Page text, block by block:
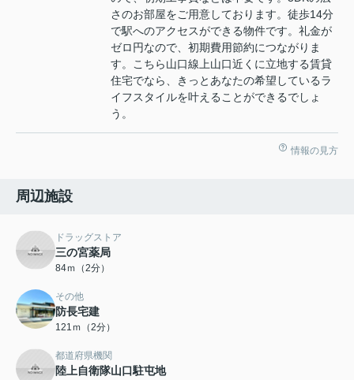
さのお部屋をご用意しております。徒歩14分
で駅へのアクセスができる物件です。礼金が
ゼロ円なので、初期費用節約につながりま
す。こちら山口線上山口近くに立地する賃貸
住宅でなら、きっとあなたの希望しているラ
イフスタイルを叶えることができるでしょ
う。
情報の見方
周辺施設
ドラッグストア
三の宮薬局
84ｍ（2分）
その他
防長宅建
121ｍ（2分）
都道府県機関
陸上自衛隊山口駐屯地